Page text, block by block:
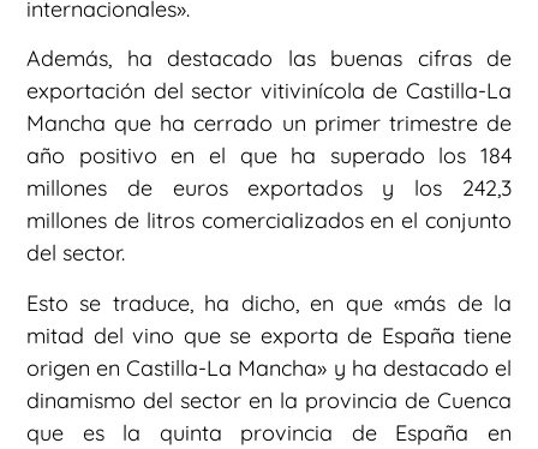
internacionales».
Además, ha destacado las buenas cifras de
exportación del sector vitivinícola de Castilla-La
Mancha que ha cerrado un primer trimestre de
año positivo en el que ha superado los 184
millones de euros exportados y los 242,3
millones de litros comercializados en el conjunto
del sector.
Esto se traduce, ha dicho, en que «más de la
mitad del vino que se exporta de España tiene
origen en Castilla-La Mancha» y ha destacado el
dinamismo del sector en la provincia de Cuenca
que es la quinta provincia de España en